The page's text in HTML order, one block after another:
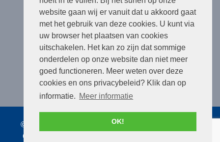
website gaan wij er vanuit dat u akkoord gaat
met het gebruik van deze cookies. U kunt via
uw browser het plaatsen van cookies
uitschakelen. Het kan zo zijn dat sommige
onderdelen op onze website dan niet meer
goed functioneren. Meer weten over deze
cookies en ons privacybeleid? Klik dan op
informatie. Meer informatie
OK!
Social
© Copyright 2026 – Medizon – Realisatie door:
Online